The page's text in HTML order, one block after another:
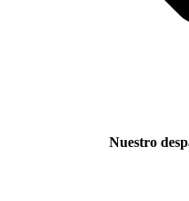
Nuestro